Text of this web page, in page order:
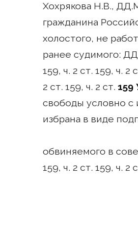
Хохрякова Н.В.,
гражданина
холостого, не
ранее судимого:
159, ч. 2 ст. 159, ч. 2
2 ст. 159, ч. 2 ст. 159
свободы условно с
избрана в виде
обвиняемого в
159, ч. 2 ст. 159, ч. 2